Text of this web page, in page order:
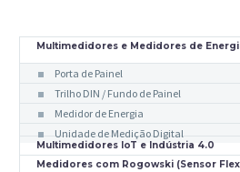
Multimedidores e Medidores de
Porta de Painel
Trilho DIN / Fundo de Painel
Medidor de Energia
Unidade de Medição Digital
Multimedidores IoT e Indústria 4.0
Medidores com Rogowski (Sensor